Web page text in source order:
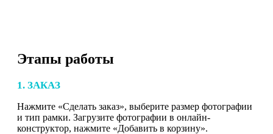
Этапы работы
1. ЗАКАЗ
Нажмите «Сделать заказ», выберите размер фотографии
и тип рамки. Загрузите фотографии в онлайн-
конструктор, нажмите «Добавить в корзину».